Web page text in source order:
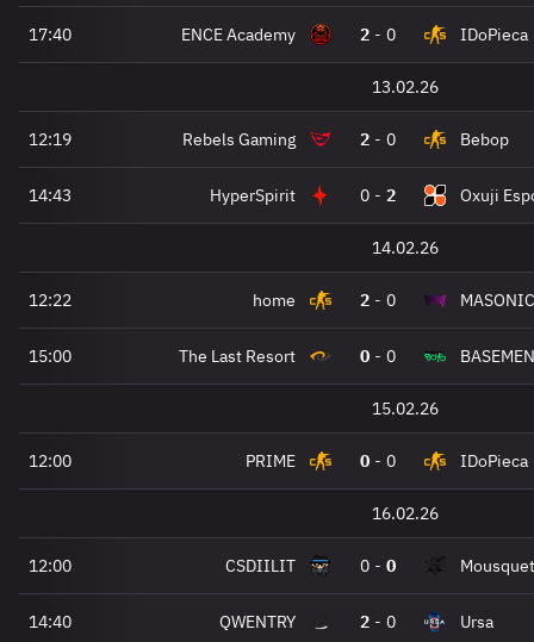
17:40 ENCE Academy 2 - 0 IDoPieca
13.02.26
12:19 Rebels Gaming 2 - 0 Bebop
14:43 HyperSpirit 0 - 2 Oxuji
14.02.26
12:22 home 2 - 0 MASONIC
15:00 The Last Resort 0 - 0
15.02.26
12:00 PRIME 0 - 0 IDoPieca
16.02.26
12:00 CSDIILIT 0 - 0
14:40 QWENTRY 2 - 0 Ursa